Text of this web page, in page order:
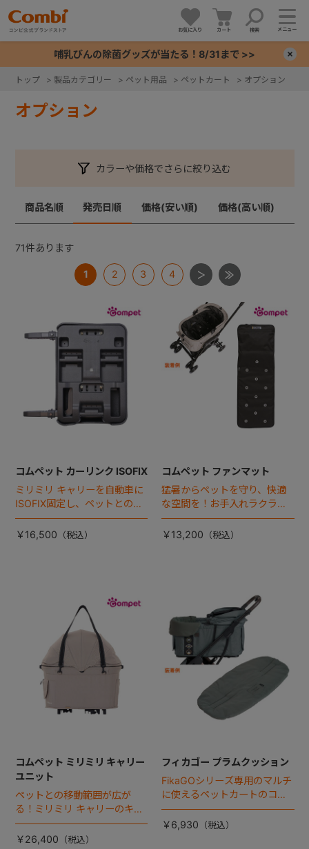
お気に入り カート 検索 メニュー
哺乳びんの除菌グッズが当たる！8/31まで >>
トップ > 製品カテゴリー > ペット用品 > ペットカート > オプション
オプション
カラーや価格でさらに絞り込む
商品名順 発売日順 価格(安い順) 価格(高い順)
71件あります
1 2 3 4
コムペット カーリンク ISOFIX
ミリミリ キャリーを自動車に
ISOFIX固定し、ペットとの車
移動をカンタン・快適に！
￥16,500
コムペット ファンマット
猛暑からペットを守り、快適
な空間を！お手入れラクラク
な「ファンマット」が登場！
￥13,200
コムペット ミリミリ キャリー
ユニット
ペットとの移動範囲が広が
る！ミリミリ キャリーのキャ
リー部単品が登場！
￥26,400
フィカゴー プラムクッション
FikaGOシリーズ専用のマルチ
に使えるペットカートのコー
ナークッション登場。
￥6,930